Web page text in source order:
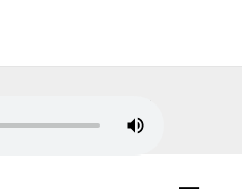
Del FRIL Ya Están
Postular Las
2022